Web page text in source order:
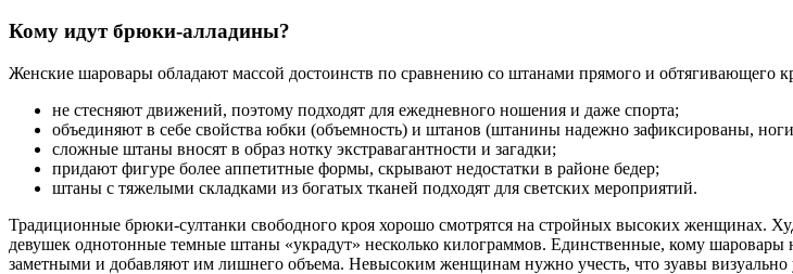
Кому идут брюки-алладины?
Женские шаровары обладают массой достоинств по сравнению со штанами прямого и обтягивающего
не стесняют движений, поэтому подходят для ежедневного ношения и даже спорта;
объединяют в себе свойства юбки (объемность) и штанов (штанины надежно зафиксированы,
сложные штаны вносят в образ нотку экстравагантности и загадки;
придают фигуре более аппетитные формы, скрывают недостатки в районе бедер;
штаны с тяжелыми складками из богатых тканей подходят для светских мероприятий.
Традиционные брюки-султанки свободного кроя хорошо смотрятся на стройных высоких женщинах.
девушек однотонные темные штаны «украдут» несколько килограммов. Единственные, кому
заметными и добавляют им лишнего объема. Невысоким женщинам нужно учесть, что зуавы визуально